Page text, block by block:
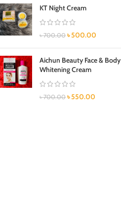
KT Night Cream
৳700.00 ৳500.00
Aichun Beauty Face & Body
Whitening Cream
৳700.00 ৳550.00